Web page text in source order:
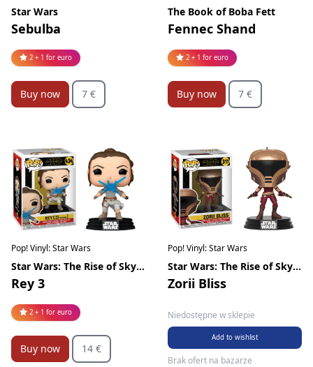
Star Wars
Sebulba
2 + 1 for euro
Buy now 7 €
The Book of Boba Fett
Fennec Shand
2 + 1 for euro
Buy now 7 €
Pop! Vinyl: Star Wars
Star Wars: The Rise of Skywalker
Rey 3
2 + 1 for euro
Buy now 14 €
Pop! Vinyl: Star Wars
Star Wars: The Rise of Skywalker
Zorii Bliss
Niedostępne w sklepie
Add to wishlist
Brak ofert na bazarze